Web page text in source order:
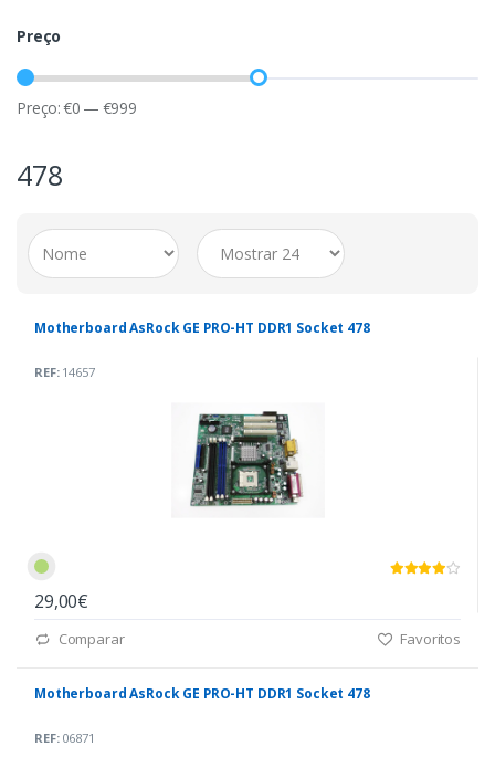
Preço
Preço:€0 — €999
478
Motherboard AsRock GE PRO-HT DDR1 Socket 478
REF:14657
29,00€
Comparar Favoritos
Motherboard AsRock GE PRO-HT DDR1 Socket 478
REF:06871